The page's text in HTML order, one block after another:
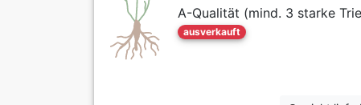
A-Qualität (mind. 3 starke
ausverkauft